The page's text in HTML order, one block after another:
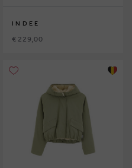
INDEE
€ 229,00